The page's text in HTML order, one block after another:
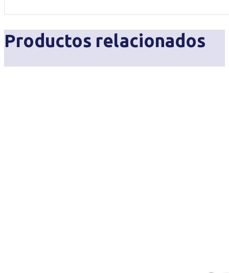
Productos relacionados